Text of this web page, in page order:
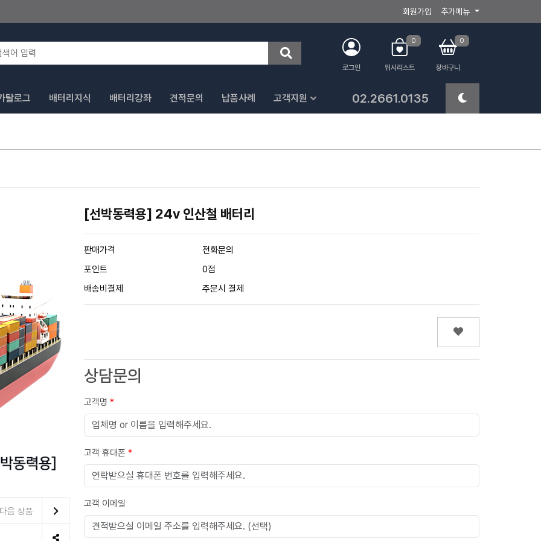
회원가입 추가메뉴
로그인
0
위시리스트
0
장바구니
탈로그 배터리지식 배터리강좌 견적문의 납품사례 고객지원 02.2661.0135
다음 상품
[선박동력용] 24v 인산철 배터리
판매가격
전화문의
포인트
0점
배송비결제
주문시 결제
상담문의
고객명 *
고객 휴대폰 *
고객 이메일